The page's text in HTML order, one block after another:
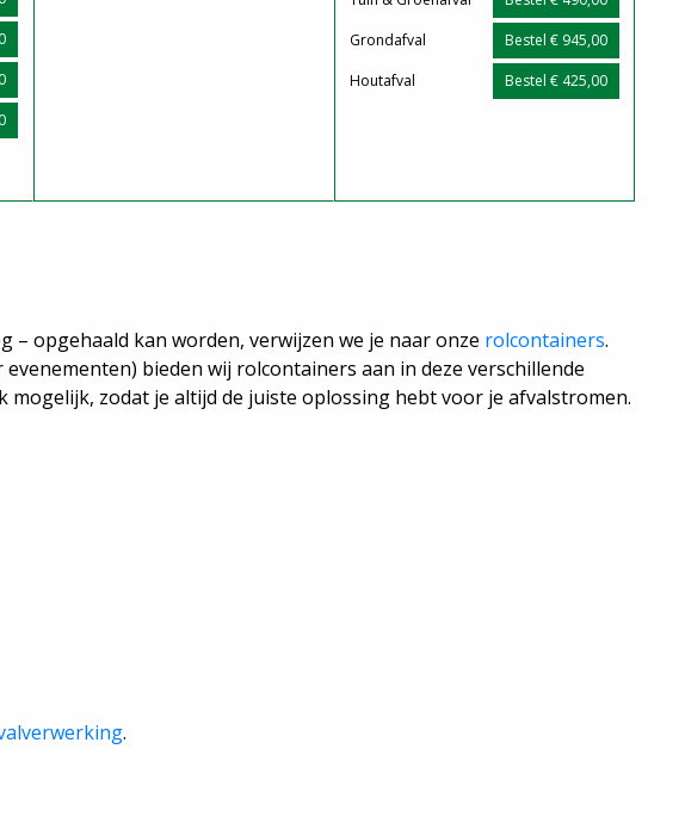
Grondafval
Bestel € 945,00
Houtafval
Bestel € 425,00
opgehaald kan worden, verwijzen we je naar onze rolcontainers.
bieden wij rolcontainers aan in deze verschillende
zodat je altijd de juiste oplossing hebt voor je afvalstromen.
.